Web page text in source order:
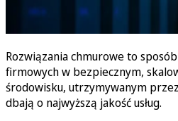
Rozwiązania chmurowe to
firmowych w bezpiecznym,
środowisku, utrzymywanym
dbają o najwyższą jakość usług.